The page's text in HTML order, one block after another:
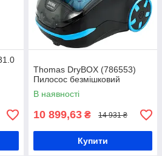
Thomas DryBOX (786553)
Пилосос безмішковий
В наявності
10 899,63 ₴ 14 931 ₴
Купити